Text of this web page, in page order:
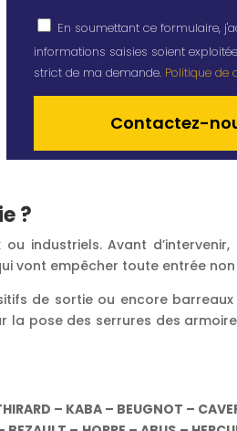
En soumettant ce formulaire,
informations saisies soient
strict de ma demande. Politique de
?
industriels. Avant
vont empêcher toute entrée
de sortie ou encore
la pose des serrures des
– KABA – BEUGNOT –